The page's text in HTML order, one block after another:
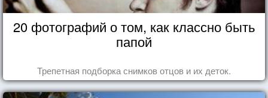
20 фотографий о том, как классно быть
папой
Трепетная подборка снимков отцов и их деток.